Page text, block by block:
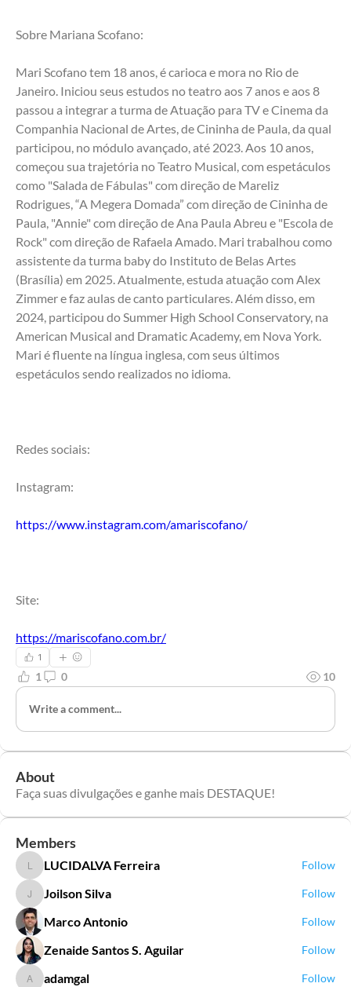
Sobre Mariana Scofano:
Mari Scofano tem 18 anos, é carioca e mora no Rio de
Janeiro. Iniciou seus estudos no teatro aos 7 anos e aos 8
passou a integrar a turma de Atuação para TV e Cinema da
Companhia Nacional de Artes, de Cininha de Paula, da qual
participou, no módulo avançado, até 2023. Aos 10 anos,
começou sua trajetória no Teatro Musical, com espetáculos
como "Salada de Fábulas" com direção de Mareliz
Rodrigues, “A Megera Domada” com direção de Cininha de
Paula, "Annie" com direção de Ana Paula Abreu e "Escola de
Rock" com direção de Rafaela Amado. Mari trabalhou como
assistente da turma baby do Instituto de Belas Artes
(Brasília) em 2025. Atualmente, estuda atuação com Alex
Zimmer e faz aulas de canto particulares. Além disso, em
2024, participou do Summer High School Conservatory, na
American Musical and Dramatic Academy, em Nova York.
Mari é fluente na língua inglesa, com seus últimos
espetáculos sendo realizados no idioma.
Redes sociais:
Instagram:
https://www.instagram.com/amariscofano/
Site:
https://mariscofano.com.br/
1
1 0 10
Write a comment...
About
Faça suas divulgações e ganhe mais DESTAQUE!
Members
LUCIDALVA Ferreira
LUCIDALVA Ferreira Follow
Joilson Silva
Joilson Silva Follow
Marco Antonio Follow
Zenaide Santos S. Aguilar Follow
adamgal
adamgal Follow